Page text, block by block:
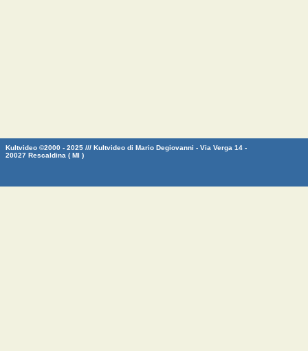
Kultvideo ©2000 - 2025 /// Kultvideo di Mario Degiovanni - Via Verga 14 -
20027 Rescaldina ( MI )